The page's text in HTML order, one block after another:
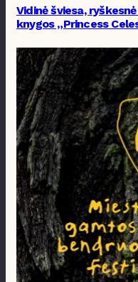
Vidinė šviesa,
knygos „Princess